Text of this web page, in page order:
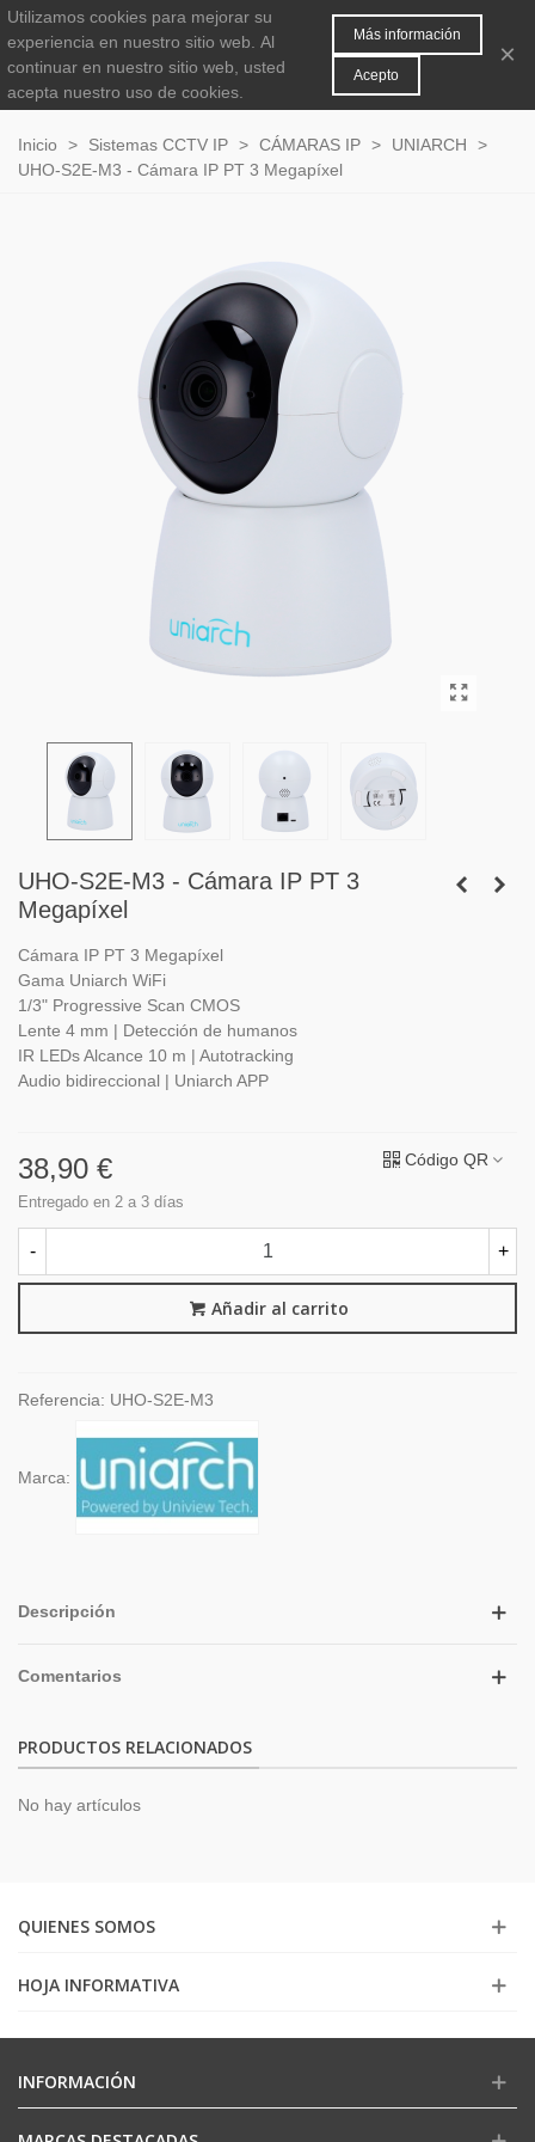
0
Inicio > Sistemas CCTV IP > CÁMARAS IP > UNIARCH
>
UHO-S2E-M3 - Cámara IP PT 3 Megapíxel
UHO-S2E-M3 - Cámara IP PT 3
Megapíxel
Cámara IP PT 3 Megapíxel
Gama Uniarch WiFi
1/3" Progressive Scan CMOS
Lente 4 mm | Detección de humanos
IR LEDs Alcance 10 m | Autotracking
Audio bidireccional | Uniarch APP
38,90 €
Entregado en 2 a 3 días
Código QR
- +
Añadir al carrito
Referencia: UHO-S2E-M3
Marca:
Descripción
Comentarios
PRODUCTOS RELACIONADOS
No hay artículos
QUIENES SOMOS
HOJA INFORMATIVA
INFORMACIÓN
Utilizamos cookies para mejorar su
experiencia en nuestro sitio web. Al
continuar en nuestro sitio web, usted
acepta nuestro uso de cookies.
Más información
Acepto
×